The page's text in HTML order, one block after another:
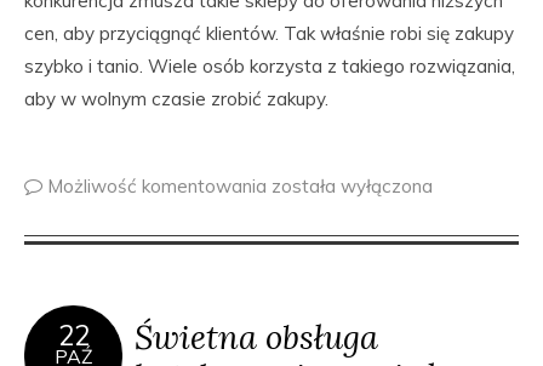
cen, aby przyciągnąć klientów. Tak właśnie robi się zakupy
szybko i tanio. Wiele osób korzysta z takiego rozwiązania,
aby w wolnym czasie zrobić zakupy.
Możliwość komentowania została wyłączona
22
PAŹ
Świetna obsługa